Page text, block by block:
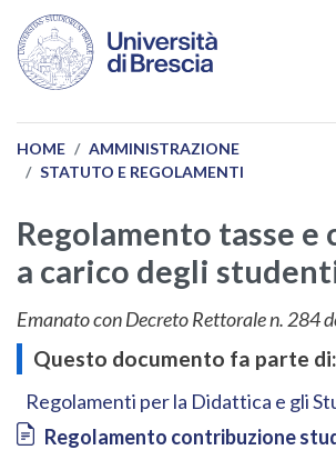
Salta al contenuto principale
HOME
AMMINISTRAZIONE
STATUTO E REGOLAMENTI
Regolamento tasse
a carico degli
Emanato con Decreto Rettorale n. 284
Questo documento fa parte di:
Regolamenti per la Didattica e gli
Document
Regolamento contribuzione